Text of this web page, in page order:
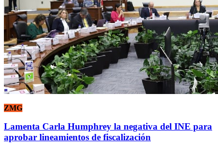
ZMG
Lamenta Carla Humphrey la negativa del INE para
aprobar lineamientos de fiscalización